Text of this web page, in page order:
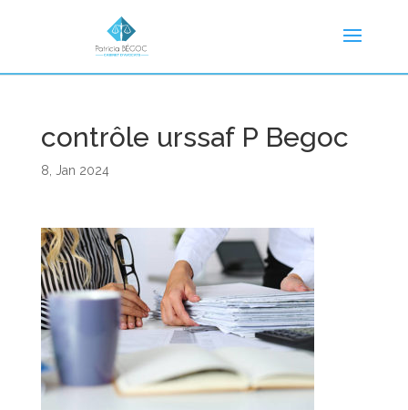
contrôle urssaf P Begoc
8, Jan 2024